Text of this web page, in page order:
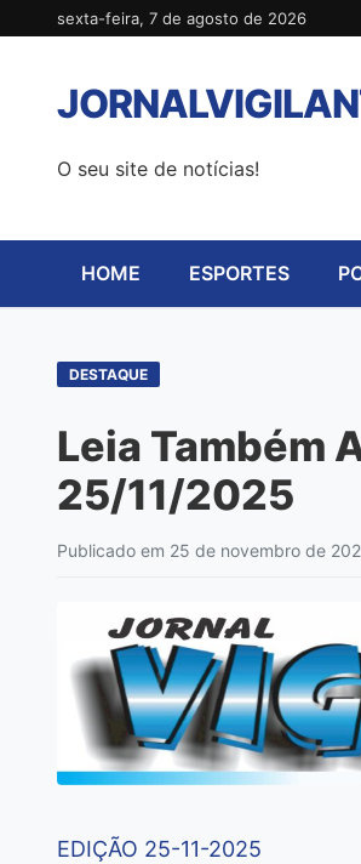
para
conteúdo
sexta-feira, 7 de agosto de 2026
O seu site de notícias!
HOME ESPORTES
DESTAQUE
Leia Também
25/11/2025
Publicado em 25 de novembro de
EDIÇÃO 25-11-2025